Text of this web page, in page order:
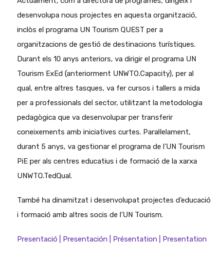
desenvolupa nous projectes en aquesta organització,
inclòs el programa UN Tourism QUEST per a
organitzacions de gestió de destinacions turístiques.
Durant els 10 anys anteriors, va dirigir el programa UN
Tourism ExEd (anteriorment UNWTO.Capacity), per al
qual, entre altres tasques, va fer cursos i tallers a mida
per a professionals del sector, utilitzant la metodologia
pedagògica que va desenvolupar per transferir
coneixements amb iniciatives curtes. Paral·lelament,
durant 5 anys, va gestionar el programa de l’UN Tourism
PiE per als centres educatius i de formació de la xarxa
UNWTO.TedQual.
També ha dinamitzat i desenvolupat projectes d’educació
i formació amb altres socis de l’UN Tourism.
Presentació | Presentación | Présentation | Presentation